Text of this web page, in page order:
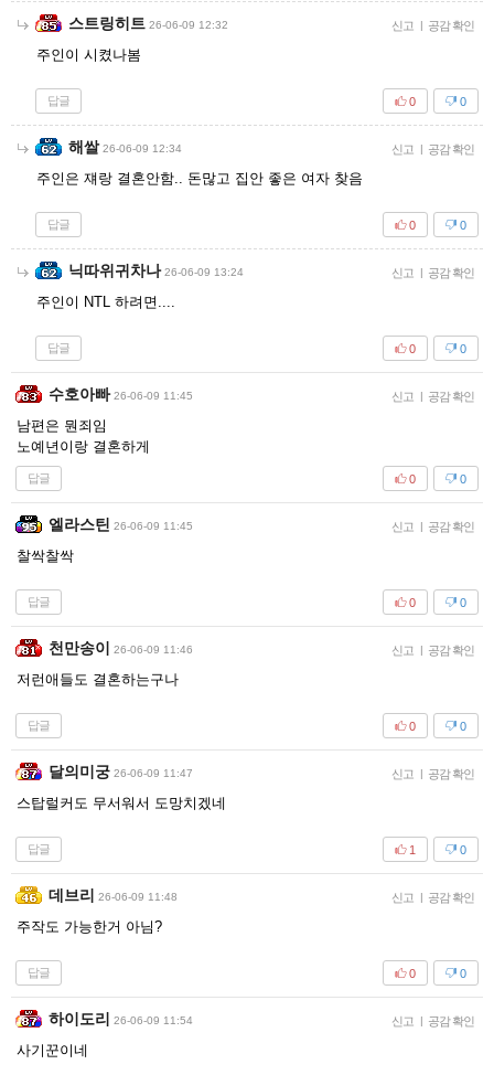
스트링히트 26-06-09 12:32 신고 | 공감 확인
주인이 시켰나봄
답글 0
0
해쌀 26-06-09 12:34 신고 | 공감 확인
주인은 쟤랑 결혼안함.. 돈많고 집안 좋은 여자 찾음
답글 0
0
닉따위귀차나 26-06-09 13:24 신고 | 공감 확인
주인이 NTL 하려면....
답글 0
0
수호아빠 26-06-09 11:45 신고 | 공감 확인
남편은 뭔죄임
노예년이랑 결혼하게
답글 0
0
엘라스틴 26-06-09 11:45 신고 | 공감 확인
찰싹찰싹
답글 0
0
천만송이 26-06-09 11:46 신고 | 공감 확인
저런애들도 결혼하는구나
답글 0
0
달의미궁 26-06-09 11:47 신고 | 공감 확인
스탑럴커도 무서워서 도망치겠네
답글 0
1
데브리 26-06-09 11:48 신고 | 공감 확인
주작도 가능한거 아님?
답글 0
0
하이도리 26-06-09 11:54 신고 | 공감 확인
사기꾼이네